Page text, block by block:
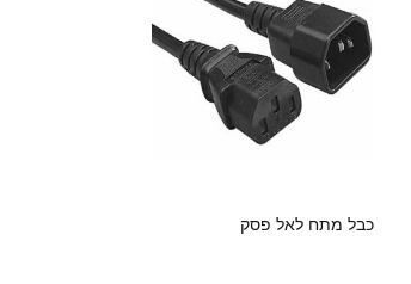
כבל מתח לאל פסק